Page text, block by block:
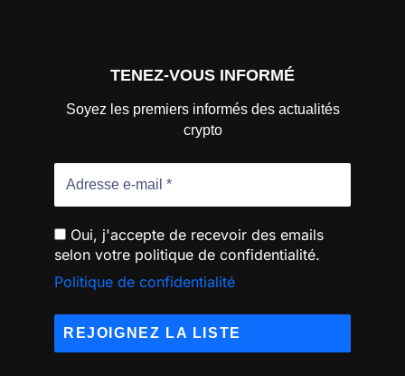
TENEZ-VOUS INFORMÉ
Soyez les premiers informés des actualités
crypto
Oui, j'accepte de recevoir des emails
selon votre politique de confidentialité.
Politique de confidentialité